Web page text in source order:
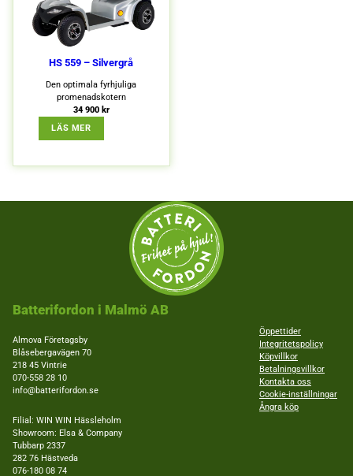
HS 559 – Silvergrå
Den optimala fyrhjuliga
promenadskotern
34 900 kr
LÄS MER: HS 559 – SILVERGRÅ
Batterifordon i Malmö AB
Almova Företagsby
Blåsebergavägen 70
218 45 Vintrie
070-558 28 10
info@batterifordon.se
Filial: WIN WIN Hässleholm
Showroom: Elsa & Company
Tubbarp 2337
282 76 Hästveda
076-180 08 74
Öppettider
Integritetspolicy
Köpvillkor
Betalningsvillkor
Kontakta oss
Cookie-inställningar
Ångra köp
Statistik
kunna
hemsidans
funktionalitet
uppbyggnad,
besök. Om
du nekar de
kommer viss
funktionalitet
att försvinna
från
hemsidan.
Marknadsföring
Genom att dela
med dig av dina
intressen och